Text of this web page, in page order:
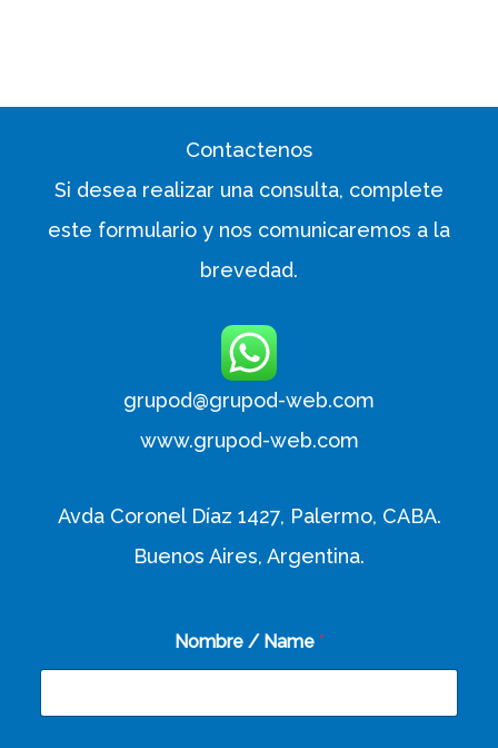
Contactenos
Si desea realizar una consulta, complete
este formulario y nos comunicaremos a la
brevedad.
grupod@grupod-web.com
www.grupod-web.com
Avda Coronel Díaz 1427, Palermo, CABA.
Buenos Aires, Argentina.
Nombre / Name *